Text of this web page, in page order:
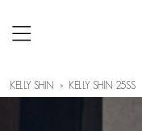
KELLY SHIN KELLY SHIN 25SS